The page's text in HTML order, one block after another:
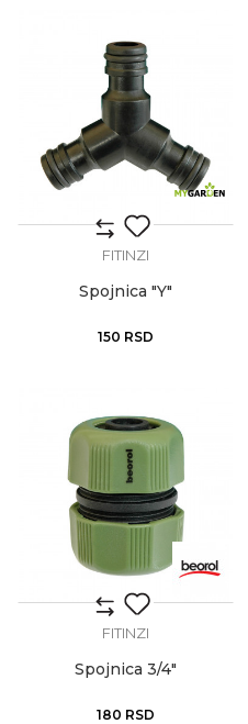
FITINZI
Spojnica "Y"
150 RSD
FITINZI
Spojnica 3/4"
180 RSD